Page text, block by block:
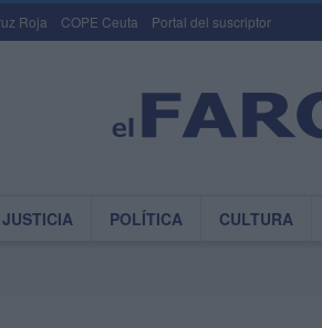
Roja COPE Ceuta Portal del suscriptor
JUSTICIA POLÍTICA CULTURA